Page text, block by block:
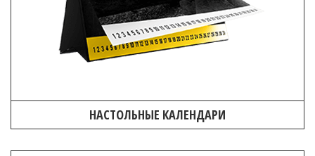
НАСТОЛЬНЫЕ КАЛЕНДАРИ